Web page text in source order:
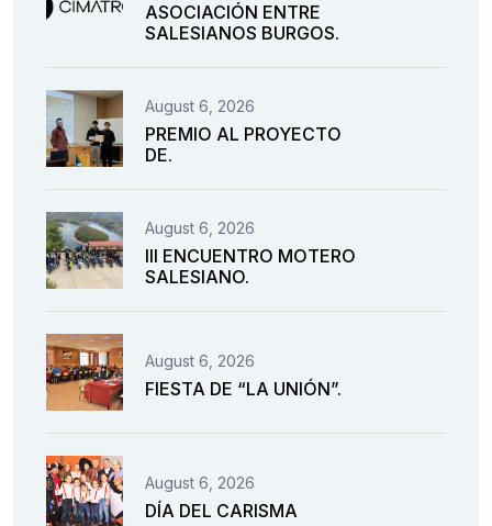
ASOCIACIÓN ENTRE
SALESIANOS BURGOS.
August 6, 2026
PREMIO AL PROYECTO
DE.
August 6, 2026
III ENCUENTRO MOTERO
SALESIANO.
August 6, 2026
FIESTA DE “LA UNIÓN”.
August 6, 2026
DÍA DEL CARISMA